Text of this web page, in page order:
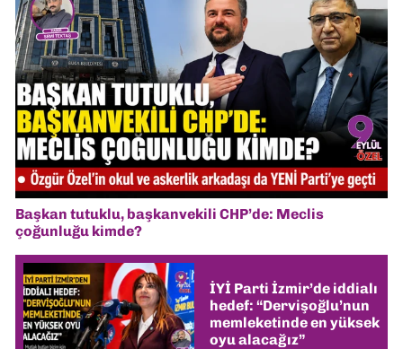
Başkan tutuklu, başkanvekili CHP’de: Meclis
çoğunluğu kimde?
İYİ Parti İzmir’de iddialı
hedef: “Dervişoğlu’nun
memleketinde en yüksek
oyu alacağız”